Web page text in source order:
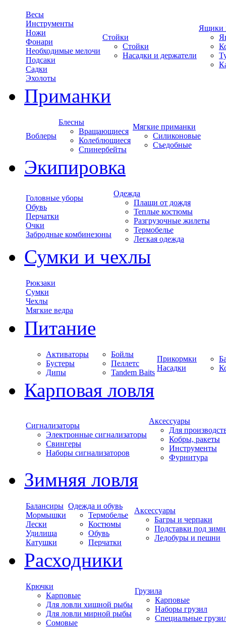
Весы
Инструменты
Ножи
Фонари
Необходимые мелочи
Подсаки
Садки
Эхолоты
Стойки
Стойки
Насадки и держатели
Ящики
Приманки
Воблеры
Блесны
Вращающиеся
Колеблющиеся
Спинербейты
Мягкие приманки
Силиконовые
Съедобные
Экипировка
Головные уборы
Обувь
Перчатки
Очки
Забродные комбинезоны
Одежда
Плащи от дождя
Теплые костюмы
Разгрузочные жилеты
Термобелье
Легкая одежда
Сумки и чехлы
Рюкзаки
Сумки
Чехлы
Мягкие ведра
Питание
Активаторы
Бустеры
Дипы
Бойлы
Пеллетс
Tandem Baits
Прикормки
Насадки
Карповая ловля
Сигнализаторы
Электронные сигнализаторы
Свингеры
Наборы сигнализаторов
Аксессуары
Для
Кобры, ракеты
Инструменты
Фурнитура
Зимняя ловля
Балансиры
Мормышки
Лески
Удилища
Катушки
Одежда и обувь
Термобелье
Костюмы
Обувь
Перчатки
Аксессуары
Багры и черпаки
Подставки под
Ледобуры и пешни
Расходники
Крючки
Карповые
Для ловли хищной рыбы
Для ловли мирной рыбы
Сомовые
Грузила
Карповые
Наборы грузил
Специальные